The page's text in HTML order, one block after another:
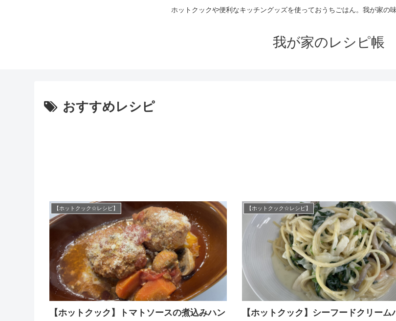
ホットクックや便利なキッチングッズを使っておうちごはん。我が家の
我が家のレシピ帳
おすすめレシピ
【ホットクック☆レシピ】
【ホットクック】トマトソースの煮込みハン
【ホットクック☆レシピ】
【ホットクック】シーフードクリーム